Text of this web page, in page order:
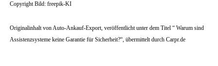
Copyright Bild: freepik-KI
Originalinhalt von Auto-Ankauf-Export, veröffentlicht unter dem Titel “ Warum sind
Assistenzsysteme keine Garantie für Sicherheit?“, übermittelt durch Carpr.de